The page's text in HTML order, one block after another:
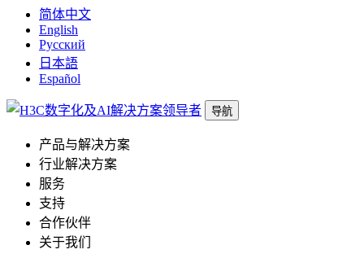
简体中文
English
Русский
日本語
Español
导航
产品与解决方案
行业解决方案
服务
支持
合作伙伴
关于我们